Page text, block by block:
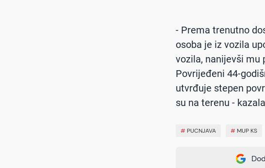
- Prema trenutno
osoba je iz vozila
vozila, nanijevši mu
Povrijeđeni 44-
utvrđuje stepen
su na terenu -
# PUCNJAVA # MUP KS